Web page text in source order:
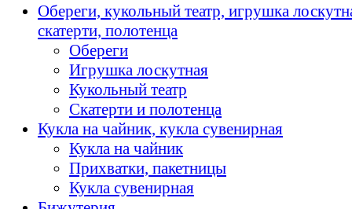
Обереги, кукольный театр, игрушка
скатерти, полотенца
Обереги
Игрушка лоскутная
Кукольный театр
Скатерти и полотенца
Кукла на чайник, кукла сувенирная
Кукла на чайник
Прихватки, пакетницы
Кукла сувенирная